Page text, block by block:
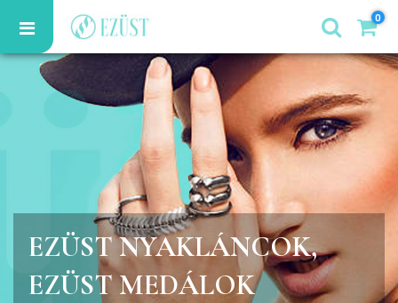
0
EZÜST NYAKLÁNCOK,
EZÜST MEDÁLOK